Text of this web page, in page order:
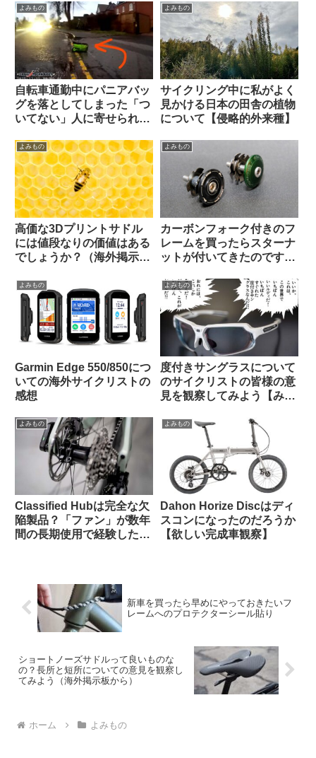
よみもの
自転車通勤中にパニアバッ
グを落としてしまった「つ
いてない」人に寄せられた
人間万事塞翁が馬
よみもの
サイクリング中に私がよく
見かける日本の田舎の植物
について【侵略的外来種】
よみもの
高価な3Dプリントサドル
には値段なりの価値はある
でしょうか？（海外掲示板
よみもの
カーボンフォーク付きのフ
レームを買ったらスターナ
ットが付いてきたのですが
（海外掲示板から）
よみもの
Garmin Edge 550/850につ
いての海外サイクリストの
感想
よみもの
度付きサングラスについて
のサイクリストの皆様の意
見を観察してみよう【みん
い。】
よみもの
Classified Hubは完全な欠
陥製品？「ファン」が数年
間の長期使用で経験した
よみもの
Dahon Horize Discはディ
スコンになったのだろうか
【欲しい完成車観察】
新車を買ったら早めにやっておきたいフ
レームへのプロテクターシール貼り
ショートノーズサドルって良いものな
の？長所と短所についての意見を観察し
てみよう（海外掲示板から）
ホーム よみもの